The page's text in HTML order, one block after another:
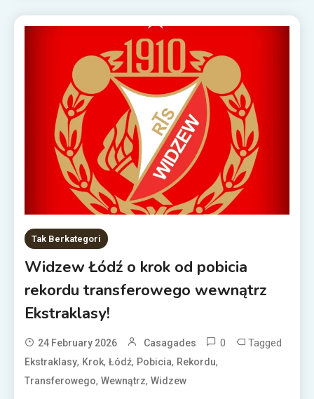
Tak Berkategori
Widzew Łódź o krok od pobicia
rekordu transferowego wewnątrz
Ekstraklasy!
24 February 2026 Casagades 0 Tagged
Ekstraklasy, Krok,Łódź, Pobicia, Rekordu,
Transferowego,Wewnątrz,Widzew